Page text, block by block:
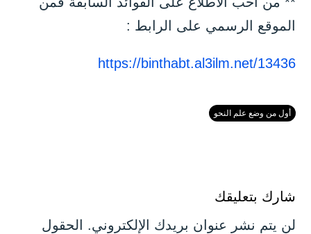
الموقع الرسمي على الرابط :
https://binthabt.al3ilm.net/13436
أول من وضع علم النحو
شارك بتعليقك
لن يتم نشر عنوان بريدك الإلكتروني.
الحقول